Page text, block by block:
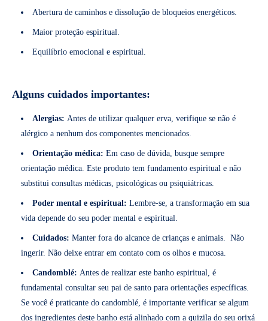
Abertura de caminhos e dissolução de bloqueios energéticos.
Maior proteção espiritual.
Equilíbrio emocional e espiritual.
Alguns cuidados importantes:
Alergias: Antes de utilizar qualquer erva, verifique se não é
alérgico a nenhum dos componentes mencionados.
Orientação médica: Em caso de dúvida, busque sempre
orientação médica. Este produto tem fundamento espiritual e não
substitui consultas médicas, psicológicas ou psiquiátricas.
Poder mental e espiritual: Lembre-se, a transformação em sua
vida depende do seu poder mental e espiritual.
Cuidados: Manter fora do alcance de crianças e animais. Não
ingerir. Não deixe entrar em contato com os olhos e mucosa.
Candomblé: Antes de realizar este banho espiritual, é
fundamental consultar seu pai de santo para orientações específicas.
Se você é praticante do candomblé, é importante verificar se algum
dos ingredientes deste banho está alinhado com a quizila do seu orixá